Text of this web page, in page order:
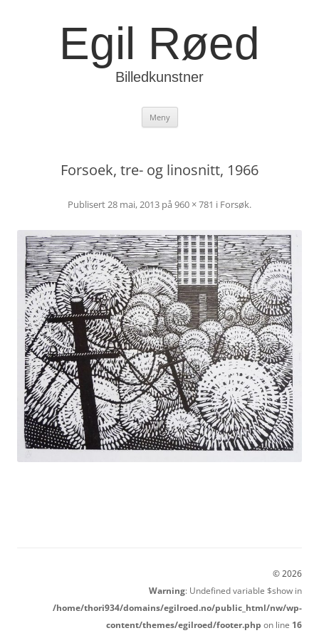
Egil Røed
Billedkunstner
Meny Hopp
innhold
Forsoek, tre- og linosnitt, 1966
Publisert28 mai, 2013 på 960 × 781 i Forsøk.
© 2026
Warning: Undefined variable $show in
/home/thori934/domains/egilroed.no/public_html/nw/wp-
content/themes/egilroed/footer.php on line 16